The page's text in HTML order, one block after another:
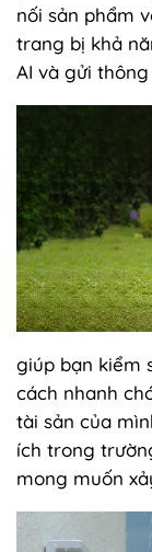
nối sản phẩm
trang bị khả
AI và gửi
giúp bạn kiểm
cách nhanh
tài sản của
ích trong
mong muốn